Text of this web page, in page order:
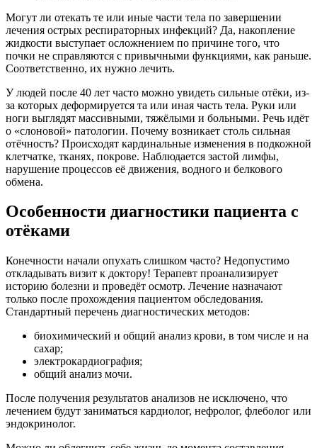
Могут ли отекать те или иные части тела по завершении
лечения острых респираторных инфекций? Да, накопление
жидкости выступает осложнением по причине того, что
почки не справляются с привычными функциями, как раньше.
Соответственно, их нужно лечить.
У людей после 40 лет часто можно увидеть сильные отёки, из-
за которых деформируется та или иная часть тела. Руки или
ноги выглядят массивными, тяжёлыми и больными. Речь идёт
о «слоновой» патологии. Почему возникает столь сильная
отёчность? Происходят кардинальные изменения в подкожной
клетчатке, тканях, покрове. Наблюдается застой лимфы,
нарушение процессов её движения, водного и белкового
обмена.
Особенности диагностики пациента с
отёками
Конечности начали опухать слишком часто? Недопустимо
откладывать визит к доктору! Терапевт проанализирует
историю болезни и проведёт осмотр. Лечение назначают
только после прохождения пациентом обследования.
Стандартный перечень диагностических методов:
биохимический и общий анализ крови, в том числе и на
сахар;
электрокардиография;
общий анализ мочи.
После получения результатов анализов не исключено, что
лечением будут заниматься кардиолог, нефролог, флеболог или
эндокринолог.